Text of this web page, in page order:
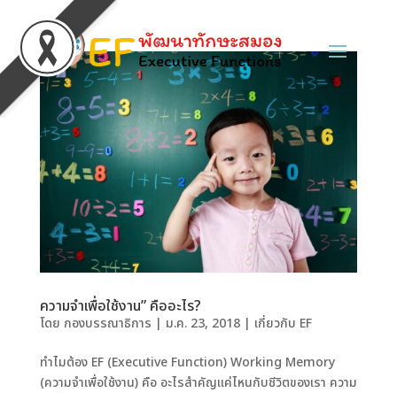
ความจำเพื่อใช้งาน” คืออะไร?
โดย กองบรรณาธิการ | ม.ค. 23, 2018| เกี่ยวกับ EF
ทำไมต้อง EF (Executive Function) Working Memory
(ความจำเพื่อใช้งาน) คือ อะไรสำคัญแค่ไหนกับชีวิตของเรา ความ